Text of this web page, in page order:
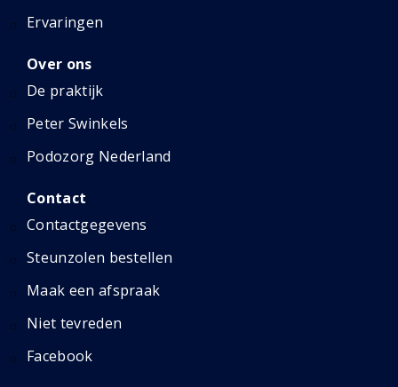
Ervaringen
Over ons
De praktijk
Peter Swinkels
Podozorg Nederland
Contact
Contactgegevens
Steunzolen bestellen
Maak een afspraak
Niet tevreden
Facebook